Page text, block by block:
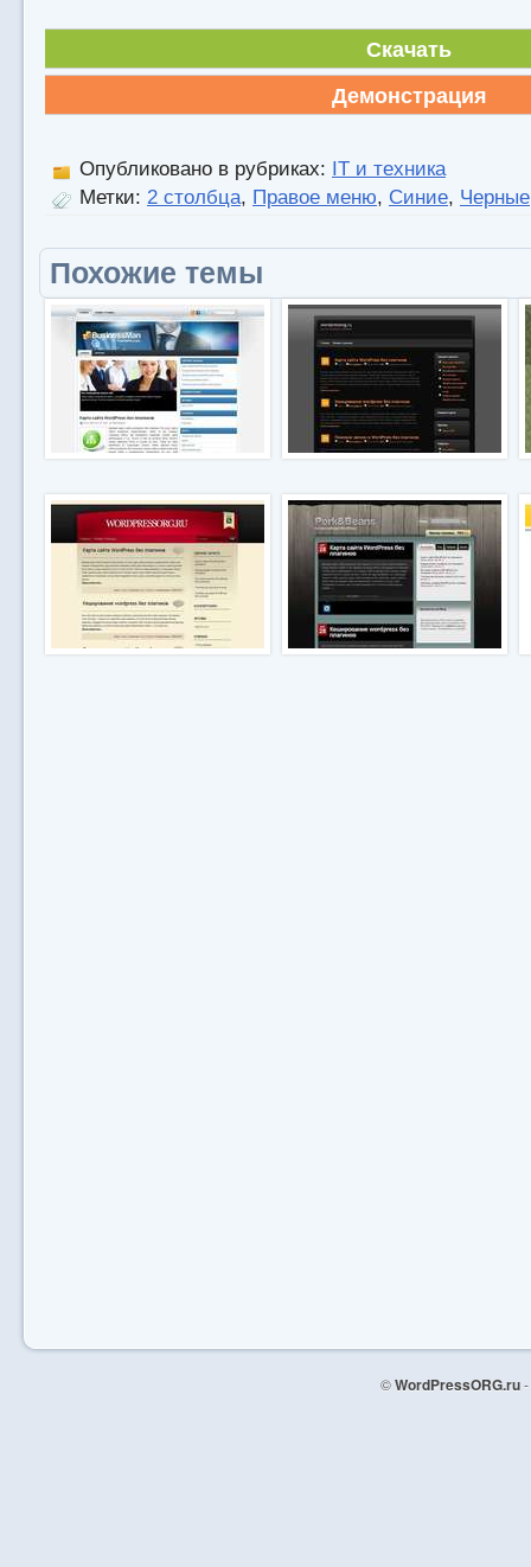
Скачать
Демонстрация
Опубликовано в рубриках: IT и техника
Метки: 2 столбца, Правое меню, Синие, Черные
Похожие темы
©WordPressORG.ru